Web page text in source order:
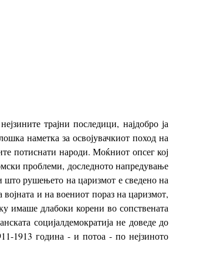
трајни последици, најдобро ја
наметка за освојувачкиот поход на
потиснати народи. Моќниот опсег кој
проблеми, доследното напредување
рушењето на царизмот е сведено на
и на воениот пораз на царизмот,
имаше длабоки корени во сопствената
социјалдемократија не доведе до
1913 година - и потоа - по нејзиното